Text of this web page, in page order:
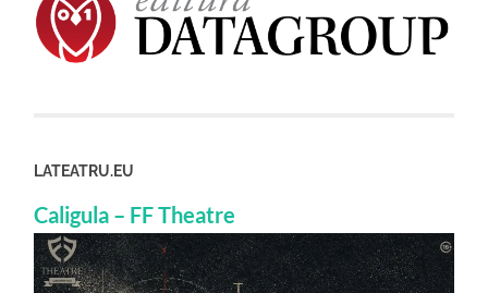
LATEATRU.EU
Caligula – FF Theatre